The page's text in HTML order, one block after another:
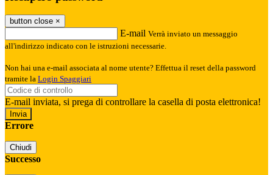
button close ×
E-mail Verrà inviato un messaggio
all'indirizzo indicato con le istruzioni necessarie.
Non hai una e-mail associata al nome utente? Effettua il reset della password
tramite la Login Spaggiari
E-mail inviata, si prega di controllare la casella di posta elettronica!
Errore
Chiudi
Successo